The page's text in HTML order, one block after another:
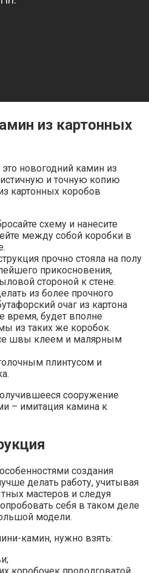
из картонных
новогодний камин из
и точную копию
картонных коробов
схему и нанесите
между собой коробки в
прочно стояла на полу
прикосновения,
стороной к стене.
из более прочного
очаг из картона
время, будет вполне
из таких же коробок.
швы клеем и малярным
плинтусом и
сооружение
– имитация камина к
создания
делать работу, учитывая
мастеров и следуя
себя в таком деле
модели.
камин, нужно взять: